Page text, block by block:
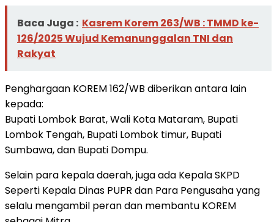
Baca Juga : Kasrem Korem 263/WB : TMMD ke-
126/2025 Wujud Kemanunggalan TNI dan
Rakyat
Penghargaan KOREM 162/WB diberikan antara lain
kepada:
Bupati Lombok Barat, Wali Kota Mataram, Bupati
Lombok Tengah, Bupati Lombok timur, Bupati
Sumbawa, dan Bupati Dompu.
Selain para kepala daerah, juga ada Kepala SKPD
Seperti Kepala Dinas PUPR dan Para Pengusaha yang
selalu mengambil peran dan membantu KOREM